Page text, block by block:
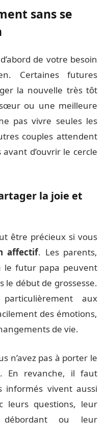
sans se
de votre besoin
Certaines futures
la nouvelle très tôt
ou une meilleure
pas vivre seules les
couples attendent
d’ouvrir le cercle
la joie et
être précieux si vous
affectif. Les parents,
futur papa peuvent
le début de grossesse.
aux
des émotions,
de vie.
n’avez pas à porter le
En revanche, il faut
informés vivent aussi
leurs questions, leur
débordant ou leur